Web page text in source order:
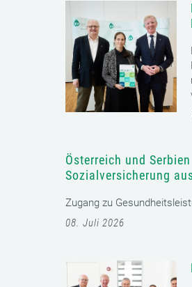
Österreich und
Sozialversicherung
Zugang zu
08. Juli 2026